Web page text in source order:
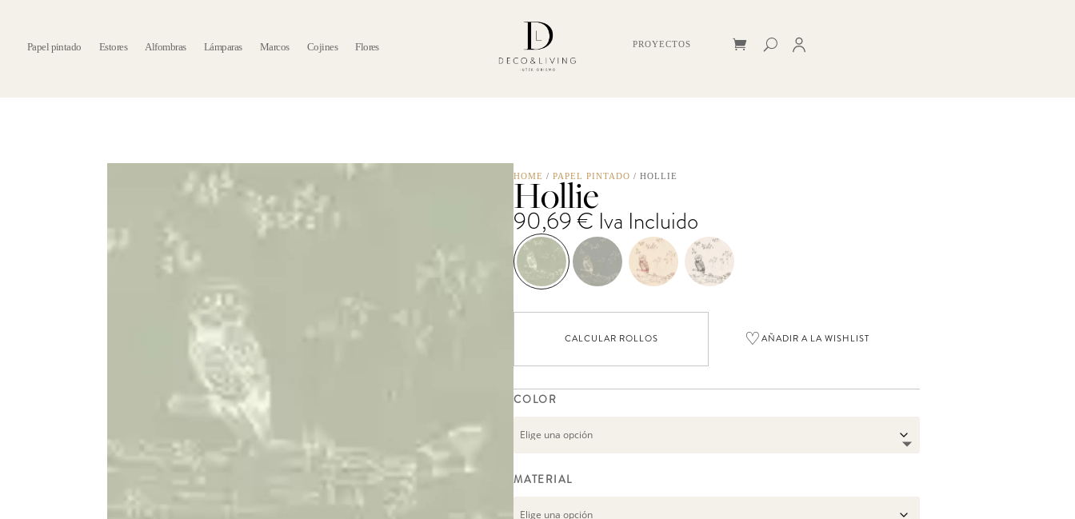
Papel pintado Estores Alfombras Lámparas Marcos Cojines Flores PROYECTOS
HOME /PAPEL PINTADO / HOLLIE
Hollie
90,69€ Iva Incluido
CALCULAR ROLLOS ♡AÑADIR A LA WISHLIST
COLOR
MATERIAL